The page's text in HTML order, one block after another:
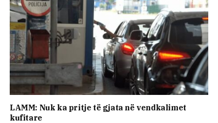
LAMM: Nuk ka pritje të gjata në vendkalimet
kufitare